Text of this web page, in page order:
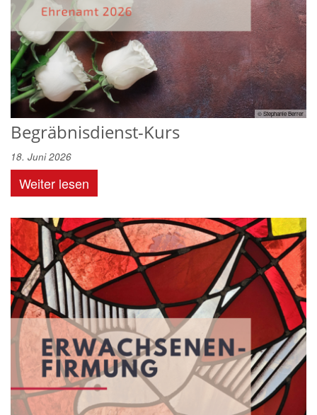
© Stephanie Berrer
Begräbnisdienst-Kurs
18. Juni 2026
Weiter lesen